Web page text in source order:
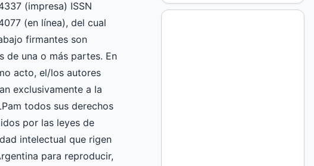
(impresa) ISSN
(en línea), del cual
firmantes son
de una o más partes. En
acto, el/los autores
exclusivamente a la
todos sus derechos
por las leyes de
intelectual que rigen
para reproducir,